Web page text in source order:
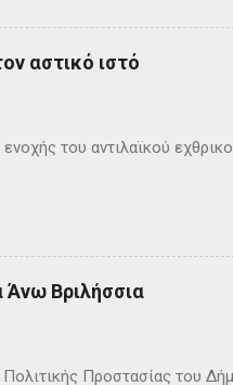
αστικό ιστό
του αντιλαϊκού
Άνω Βριλήσσια
Προστασίας του